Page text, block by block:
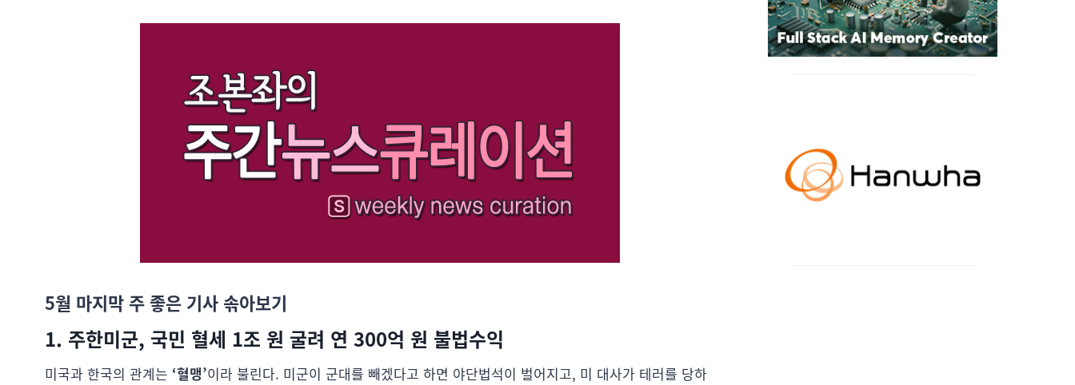
5월 마지막 주 좋은 기사 솎아보기
1. 주한미군, 국민 혈세 1조 원 굴려 연 300억 원 불법수익
미국과 한국의 관계는 ‘혈맹’이라 불린다. 미군이 군대를 빼겠다고 하면 야단법석이 벌어지고, 미 대사가 테러를 당하